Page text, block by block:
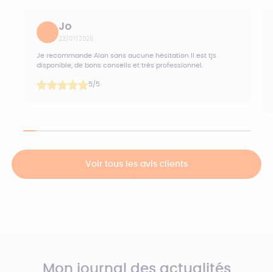
Jo
23/07/2026
Je recommande Alan sans aucune hésitation Il est tjs
disponible, de bons conseils et très professionnel.
5/5
Voir tous les avis clients